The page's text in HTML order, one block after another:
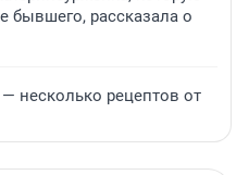
бывшего, рассказала о
несколько рецептов от